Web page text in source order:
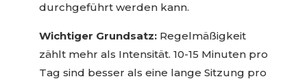
durchgeführt werden kann.
Wichtiger Grundsatz:Regelmäßigkeit
zählt mehr als Intensität. 10-15 Minuten pro
Tag sind besser als eine lange Sitzung pro